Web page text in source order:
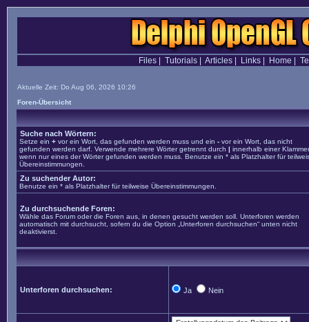
Files| Tutorials| Articles| Links| Home
Aktuelle Zeit: Do Aug 06, 2026 10:26
Foren-Übersicht
Suche nach Wörtern:
Setze ein + vor ein Wort, das gefunden werden muss und ein - vor ein Wort, das nicht
gefunden werden darf. Verwende mehrere Wörter getrennt durch | innerhalb einer
wenn nur eines der Wörter gefunden werden muss. Benutze ein * als Platzhalter für
Übereinstimmungen.
Zu suchender Autor:
Benutze ein * als Platzhalter für teilweise Übereinstimmungen.
Zu durchsuchende Foren:
Wähle das Forum oder die Foren aus, in denen gesucht werden soll. Unterforen werden
automatisch mit durchsucht, sofern du die Option „Unterforen durchsuchen“ unten nicht
deaktivierst.
Unterforen durchsuchen: Ja Nein